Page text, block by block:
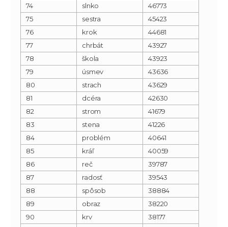
74
slnko
46773
75
sestra
45423
76
krok
44681
77
chrbát
43927
78
škola
43923
79
úsmev
43636
80
strach
43629
81
dcéra
42630
82
strom
41679
83
stena
41226
84
problém
40641
85
kráľ
40059
86
reč
39787
87
radosť
39543
88
spôsob
38884
89
obraz
38220
90
krv
38177